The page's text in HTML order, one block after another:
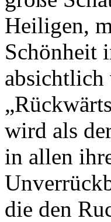
Heiligen,
Schönheit
absichtlich
wird als
in allen
die den